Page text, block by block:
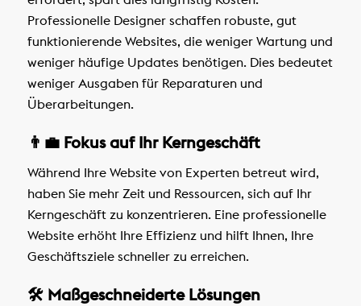
Professionelle Designer schaffen robuste, gut
funktionierende Websites, die weniger Wartung und
weniger häufige Updates benötigen. Dies bedeutet
weniger Ausgaben für Reparaturen und
Überarbeitungen.
👨‍💼 Fokus auf Ihr Kerngeschäft
Während Ihre Website von Experten betreut wird,
haben Sie mehr Zeit und Ressourcen, sich auf Ihr
Kerngeschäft zu konzentrieren. Eine professionelle
Website erhöht Ihre Effizienz und hilft Ihnen, Ihre
Geschäftsziele schneller zu erreichen.
🛠 Maßgeschneiderte Lösungen